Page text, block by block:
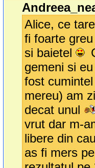
Alice, ce
fi foarte
si baietel
gemeni si
fost
mereu) am
decat unul
vrut dar m-
libere din
as fi mers